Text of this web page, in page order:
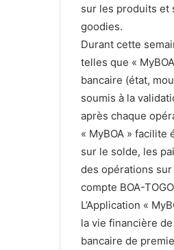
sur les produits et
goodies.
Durant cette
telles que «
bancaire (état,
soumis à la
après chaque
« MyBOA »
sur le solde, les
des opérations
compte BOA-
L’Application «
la vie financière
bancaire de